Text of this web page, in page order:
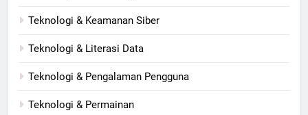
Teknologi & Keamanan Siber
Teknologi & Literasi Data
Teknologi & Pengalaman Pengguna
Teknologi & Permainan